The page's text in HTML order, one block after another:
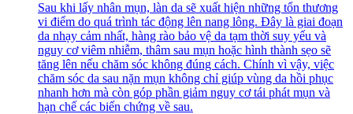
Sau khi lấy nhân mụn, làn da sẽ xuất hiện những tổn thương
vi điểm do quá trình tác động lên nang lông. Đây là giai đoạn
da nhạy cảm nhất, hàng rào bảo vệ da tạm thời suy yếu và
nguy cơ viêm nhiễm, thâm sau mụn hoặc hình thành sẹo sẽ
tăng lên nếu chăm sóc không đúng cách. Chính vì vậy, việc
chăm sóc da sau nặn mụn không chỉ giúp vùng da hồi phục
nhanh hơn mà còn góp phần giảm nguy cơ tái phát mụn và
hạn chế các biến chứng về sau.